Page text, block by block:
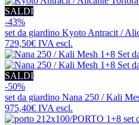
SALDI
-43%
set da giardino Kyoto Antracit /
729,50€ IVA escl.
SALDI
-50%
set da giardino Nana 250 / Kali
975,40€ IVA escl.